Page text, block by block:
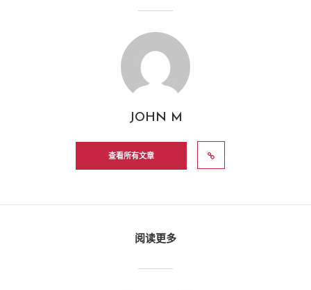
JOHN M
查看所有文章
阅读更多